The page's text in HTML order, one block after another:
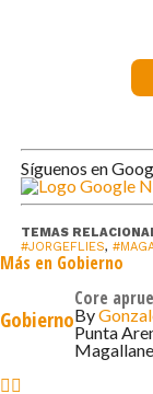
Síguenos en
TEMAS
#JORGEFLIES,
Más en Gobierno
Gobierno
Core
By
Punta